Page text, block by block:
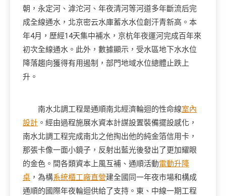
朝，永定河、滹沱河、年夜清河等河道多年斷流后完
成全線通水，北京密云水庫蓄水水位創汗青新高。本
年4月，歷經14天集中補水，京杭年夜運河完成百年來
初次全線通水。此外，數據顯示，受水區地下水水位
降落趨向獲得有用遏制，部門地域水位總體止跌上
升。
南水北調工程是通順南北經濟輪迴的性命線室內
設計 。經由過程施展水資本計謀設置裝備擺設感化，
南水北調工程完成南北之他掏出他的純金箔信用卡，
那張卡像一面小鏡子，反射出藍光後發出了更加耀眼
的金色。間各類資本上風互補、通順活動電動升降
桌 ，為構系統櫃工廠直營建全國同一年夜市場和構成
通順的國際年夜輪迴供給了支持。東、中線一期工程